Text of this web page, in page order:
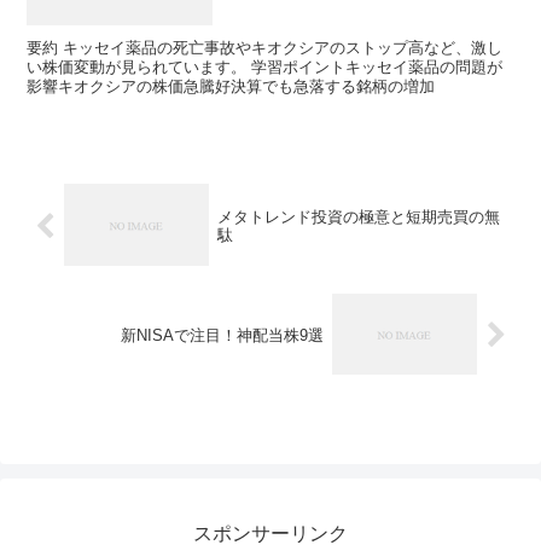
要約 キッセイ薬品の死亡事故やキオクシアのストップ高など、激し
い株価変動が見られています。 学習ポイントキッセイ薬品の問題が
影響キオクシアの株価急騰好決算でも急落する銘柄の増加
メタトレンド投資の極意と短期売買の無
駄
新NISAで注目！神配当株9選
スポンサーリンク